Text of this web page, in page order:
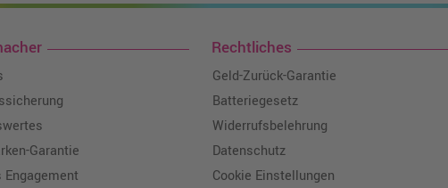
Garantie
Engagement
Rechtliches
Geld-Zurück-Garantie
Batteriegesetz
Widerrufsbelehrung
Datenschutz
Cookie Einstellungen